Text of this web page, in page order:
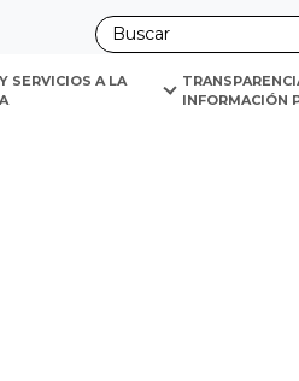
SERVICIOS A LA
INFORMACIÓN